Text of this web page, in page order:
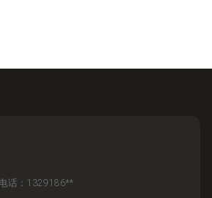
电话：1329186**